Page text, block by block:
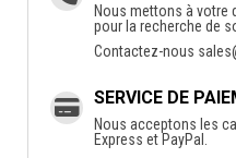
Nous mettons à votre
pour la recherche de
Contactez-nous
SERVICE DE
Nous acceptons les
Express et PayPal.